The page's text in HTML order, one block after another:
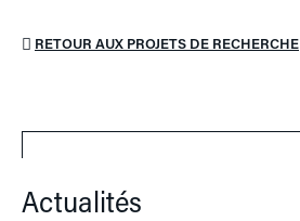
RETOUR AUX PROJETS DE RECHERCHE
Actualités